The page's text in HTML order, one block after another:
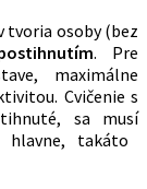
tvoria osoby (bez
. Pre
maximálne
Cvičenie s
sa musí
hlavne, takáto